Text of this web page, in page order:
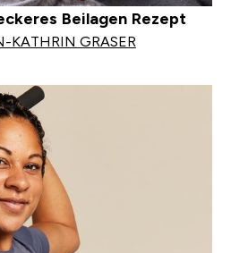
Beilagen Rezept
KATHRIN GRASER